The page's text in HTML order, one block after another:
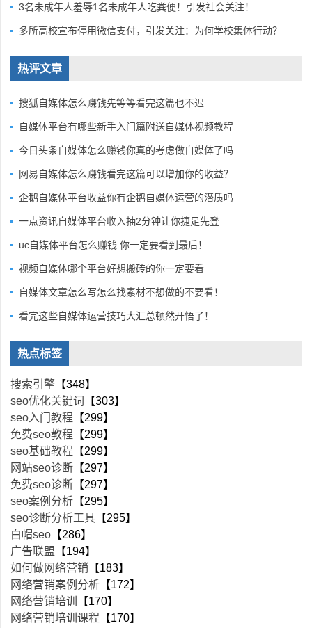
3名未成年人羞辱1名未成年人吃粪便！引发社会关注！
多所高校宣布停用微信支付，引发关注：为何学校集体行动？
热评文章
搜狐自媒体怎么赚钱先等等看完这篇也不迟
自媒体平台有哪些新手入门篇附送自媒体视频教程
今日头条自媒体怎么赚钱你真的考虑做自媒体了吗
网易自媒体怎么赚钱看完这篇可以增加你的收益？
企鹅自媒体平台收益你有企鹅自媒体运营的潜质吗
一点资讯自媒体平台收入抽2分钟让你捷足先登
uc自媒体平台怎么赚钱 你一定要看到最后！
视频自媒体哪个平台好想搬砖的你一定要看
自媒体文章怎么写怎么找素材不想做的不要看！
看完这些自媒体运营技巧大汇总顿然开悟了！
热点标签
搜索引擎 【348】
seo优化关键词
【303】
seo入门教程 【299】
免费seo教程 【299】
seo基础教程 【299】
网站seo诊断 【297】
免费seo诊断 【297】
seo案例分析 【295】
seo诊断分析工具 【295】
白帽seo 【286】
广告联盟 【194】
如何做网络营销 【183】
网络营销案例分析 【172】
网络营销培训
【170】
网络营销培训课程 【170】